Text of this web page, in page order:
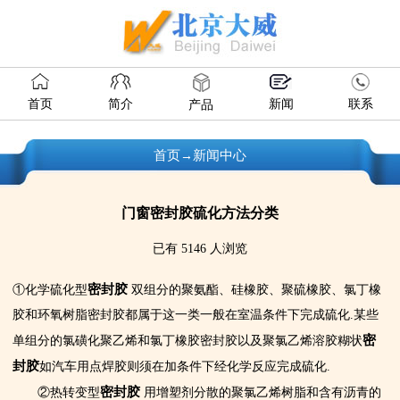
首页 简介 产品 新闻 联系
首页→ 新闻中心
门窗密封胶硫化方法分类
已有 5146 人浏览
①化学硫化型密封胶双组分的聚氨酯、硅橡胶、聚硫橡胶、氯丁橡
胶和环氧树脂密封胶都属于这一类一般在室温条件下完成硫化.某些
单组分的氯磺化聚乙烯和氯丁橡胶密封胶以及聚氯乙烯溶胶糊状密
封胶如汽车用点焊胶则须在加条件下经化学反应完成硫化.
②热转变型密封胶用增塑剂分散的聚氯乙烯树脂和含有沥青的